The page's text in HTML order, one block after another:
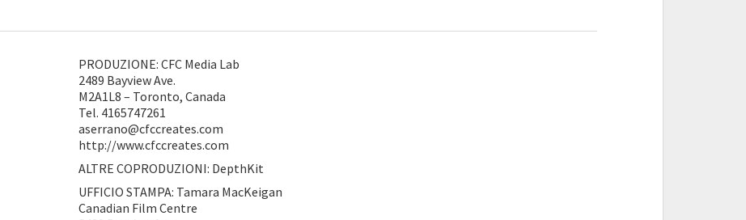
PRODUZIONE: CFC Media Lab
2489 Bayview Ave.
M2A1L8 – Toronto, Canada
Tel. 4165747261
aserrano@cfccreates.com
http://www.cfccreates.com
ALTRE COPRODUZIONI: DepthKit
UFFICIO STAMPA: Tamara MacKeigan
Canadian Film Centre